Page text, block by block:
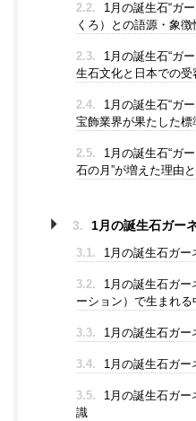
2.2.
1月の誕生石“ガ
くろ）との語源・象徴
2.3.
1月の誕生石“ガ
生石文化と日本での受
2.4.
1月の誕生石“ガ
宝飾業界が果たした標
2.5.
1月の誕生石“ガ
石の月”が増えた理由
3. 1月の誕生石ガー
3.1. 1月の誕生石ガ
3.2.
1月の誕生石ガ
ーション）で生まれ
3.3. 1月の誕生石ガ
3.4. 1月の誕生石ガ
3.5.
1月の誕生石ガ
識